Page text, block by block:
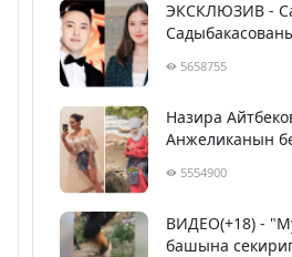
ЭКСКЛЮЗИВ -
5658755
Назира
Анжеликанын
5554900
ВИДЕО(+18) -
башына